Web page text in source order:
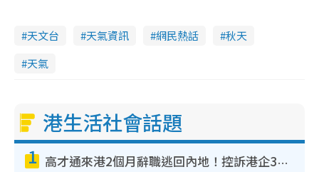
天文台 天氣資訊 網民熱話
秋天
天氣
港生活社會話題
1 高才通來港2個月辭職逃回內地！控訴港企3宗罪 歎微管理極窒息